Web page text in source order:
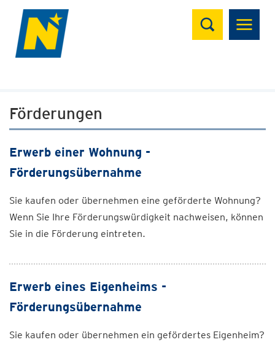
Suchen
Förderungen
Erwerb einer Wohnung -
Förderungsübernahme
Sie kaufen oder übernehmen eine geförderte Wohnung?
Wenn Sie Ihre Förderungswürdigkeit nachweisen, können
Sie in die Förderung eintreten.
Erwerb eines Eigenheims -
Förderungsübernahme
Sie kaufen oder übernehmen ein gefördertes Eigenheim?